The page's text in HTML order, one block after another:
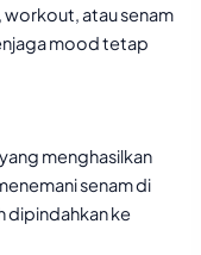
workout, atau senam
mood tetap
menghasilkan
senam di
dipindahkan ke